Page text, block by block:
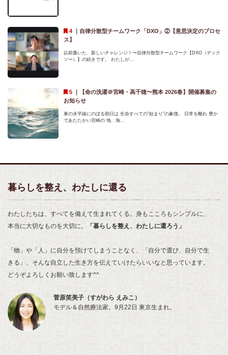
｜ 自律分散型チームワーク「DXO」②【意思決定のプロセ
ス】
以前書いた、新しいチャレンジ！〜自律分散型チームワーク【DXO（ディク
ソー）】の続きです。 わたしが...
｜
【命の洗濯＠宮崎・高千穂〜熊本 2026春】開催募集の
お知らせ
東の水平線にのぼる朝日は 生命すべての”始まり”の象徴。 日常を離れ 豊か
であたたかい宮崎の 地、海...
暮らしを整え、わたしに還る
わたしたちは、すべてを備えて生まれてくる。身もこころもシンプルに、
本当に大切なものを大切に。
「暮らしを整え、わたしに還ろう」
「物」や「人」に自分を預けてしまうことなく、「自分で選び、自分で生
きる」、そんな自立した生き方を伝えていけたらいいなと思っています。
どうぞよろしくお願い致します^^
菅原笑美子（すがわら えみこ）
モデル＆自然療法家。9月22日 東京生まれ。